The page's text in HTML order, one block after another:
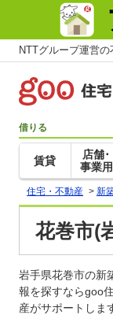
NTTグループ運営
借りる
賃貸
店舗･
事業用
住宅・不動産 > 新
花巻市(
岩手県花巻市の新
報を探すならgoo
産がサポートしま